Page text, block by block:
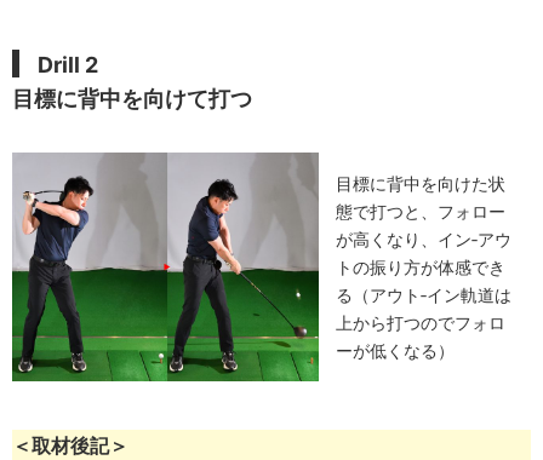
Drill 2
目標に背中を向けて打つ
目標に背中を向けた状
態で打つと、フォロー
が高くなり、イン‐アウ
トの振り方が体感でき
る（アウト‐イン軌道は
上から打つのでフォロ
ーが低くなる）
＜取材後記＞